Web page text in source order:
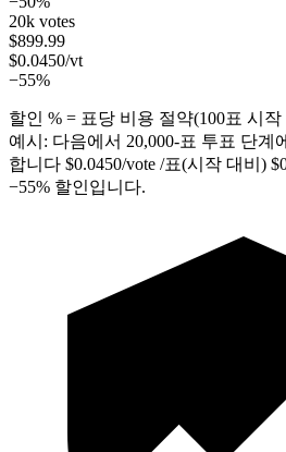
20k votes
$899.99
$0.0450/vt
−55%
할인 % = 표당 비용 절약(100표 시
예시: 다음에서 20,000-표 투표 단계
합니다 $0.0450/vote /표(시작 대비) $
−55% 할인입니다.